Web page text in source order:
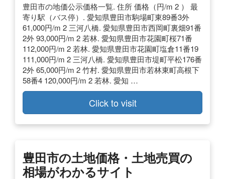
豊田市の地価公示価格一覧. 住所 価格（円/m 2 ） 最
寄り駅（バス停）. 愛知県豊田市駒場町東89番3外
61,000円/m 2 三河八橋. 愛知県豊田市西岡町裏畑91番
2外 93,000円/m 2 若林. 愛知県豊田市花園町桜71番
112,000円/m 2 若林. 愛知県豊田市花園町塩倉11番19
111,000円/m 2 三河八橋. 愛知県豊田市堤町平松176番
2外 65,000円/m 2 竹村. 愛知県豊田市若林東町高根下
58番4 120,000円/m 2 若林. 愛知 …
Click to visit
豊田市の土地価格・土地売買の
相場がわかるサイト